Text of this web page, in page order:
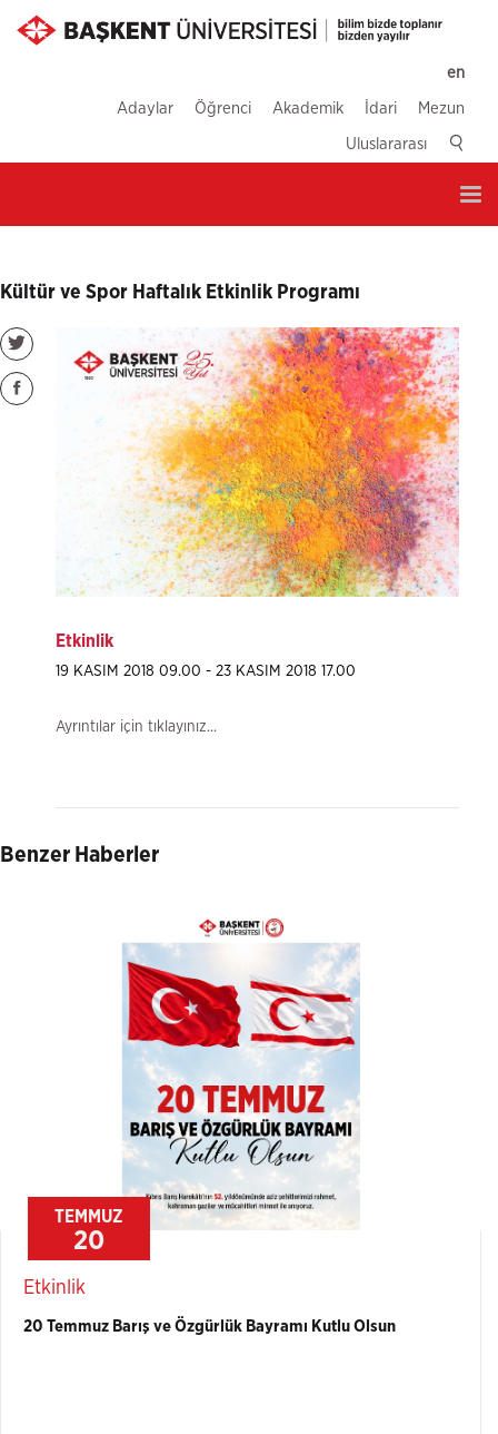
en
Adaylar Öğrenci Akademik İdari Mezun
Uluslararası
Kültür ve Spor Haftalık Etkinlik Programı
Etkinlik
19 KASIM 2018 09.00 - 23 KASIM 2018 17.00
Ayrıntılar için tıklayınız...
Benzer Haberler
TEMMUZ
20
Etkinlik
20 Temmuz Barış ve Özgürlük Bayramı Kutlu Olsun